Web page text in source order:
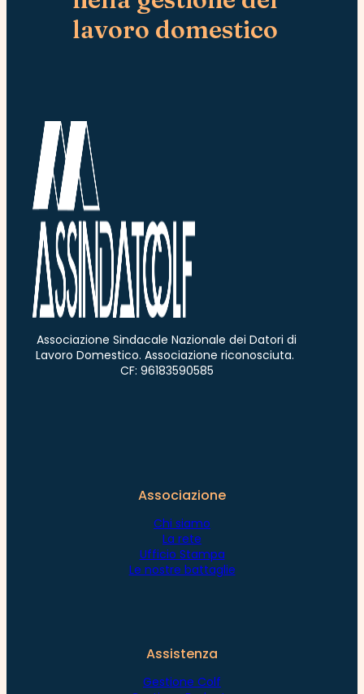
lavoro domestico
Associazione Sindacale Nazionale dei Datori di
Lavoro Domestico. Associazione riconosciuta.
CF: 96183590585
Associazione
Chi siamo
La rete
Ufficio Stampa
Le nostre battaglie
Assistenza
Gestione Colf